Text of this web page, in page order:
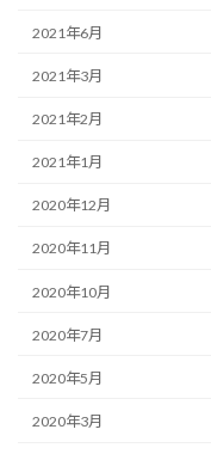
2021年6月
2021年3月
2021年2月
2021年1月
2020年12月
2020年11月
2020年10月
2020年7月
2020年5月
2020年3月